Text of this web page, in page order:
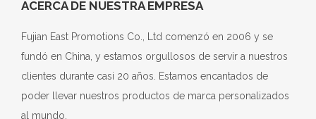
ACERCA DE NUESTRA EMPRESA
Fujian East Promotions Co., Ltd comenzó en 2006 y se
fundó en China, y estamos orgullosos de servir a nuestros
clientes durante casi 20 años. Estamos encantados de
poder llevar nuestros productos de marca personalizados
al mundo.